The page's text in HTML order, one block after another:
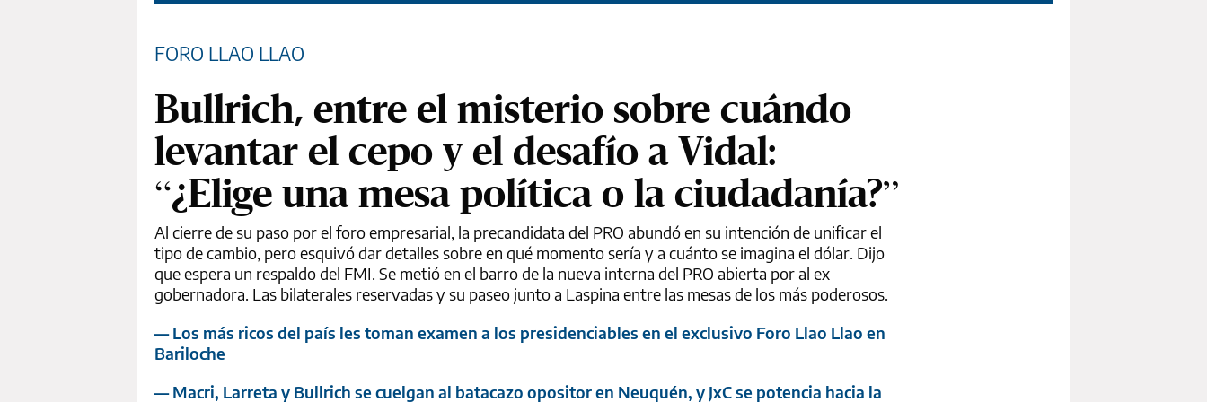
FORO LLAO LLAO
Bullrich, entre el misterio sobre cuándo
levantar el cepo y el desafío a Vidal:
“¿Elige una mesa política o la ciudadanía?”
Al cierre de su paso por el foro empresarial, la precandidata del PRO abundó en su intención de unificar el
tipo de cambio, pero esquivó dar detalles sobre en qué momento sería y a cuánto se imagina el dólar. Dijo
que espera un respaldo del FMI. Se metió en el barro de la nueva interna del PRO abierta por al ex
gobernadora. Las bilaterales reservadas y su paseo junto a Laspina entre las mesas de los más poderosos.
— Los más ricos del país les toman examen a los presidenciables en el exclusivo Foro Llao Llao en
Bariloche
— Macri, Larreta y Bullrich se cuelgan al batacazo opositor en Neuquén, y JxC se potencia hacia la